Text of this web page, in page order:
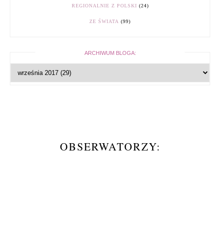
REGIONALNIE Z POLSKI (24)
ZE ŚWIATA (99)
ARCHIWUM BLOGA:
OBSERWATORZY: